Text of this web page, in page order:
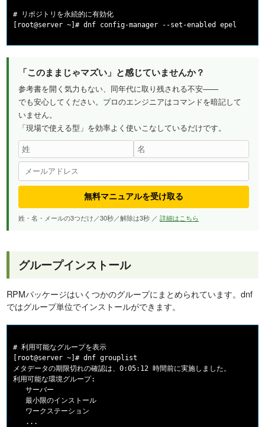
# リポジトリを永続的に有効化
「このままじゃマズい」と感じていませんか？
参考書を開く気力もない、同年代に取り残される不安——
でも安心してください。プロのエンジニアはコマンドを暗記して
いません。
「現場で使える型」を効率よく使いこなしているだけです。
無料マニュアルを受け取る
姓・名・メールの3つだけ／30秒／解除は3秒 ／詳細はこちら
グループインストール
RPMパッケージはいくつかのグループにまとめられています。dnf
ではグループ単位でインストールができます。
# 利用可能なグループを表示
[root@server ~]# dnf grouplist
メタデータの期限切れの確認は、0:05:12 時間前に実施しました。
利用可能な環境グループ:
   サーバー
   最小限のインストール
   ワークステーション
   ...